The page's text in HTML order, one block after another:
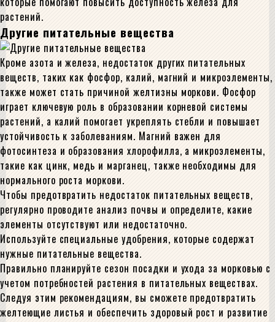
растений.
Другие питательные вещества
Кроме азота и железа, недостаток других питательных
веществ, таких как фосфор, калий, магний и микроэлементы,
также может стать причиной желтизны моркови. Фосфор
играет ключевую роль в образовании корневой системы
растений, а калий помогает укреплять стебли и повышает
устойчивость к заболеваниям. Магний важен для
фотосинтеза и образования хлорофилла, а микроэлементы,
такие как цинк, медь и марганец, также необходимы для
нормального роста моркови.
Чтобы предотвратить недостаток питательных веществ,
регулярно проводите анализ почвы и определите, какие
элементы отсутствуют или недостаточно.
Используйте специальные удобрения, которые содержат
нужные питательные вещества.
Правильно планируйте сезон посадки и ухода за морковью с
учетом потребностей растения в питательных веществах.
Следуя этим рекомендациям, вы сможете предотвратить
желтеющие листья и обеспечить здоровый рост и развитие